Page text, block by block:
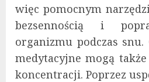
więc pomocnym
bezsennością i
organizmu podczas
medytacyjne mogą
koncentracji. Poprzez